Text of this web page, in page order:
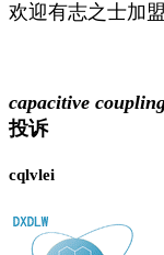
欢迎有志之士加盟
capacitive
投诉
cqlvlei